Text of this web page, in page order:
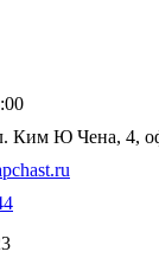
Ким Ю Чена, 4,